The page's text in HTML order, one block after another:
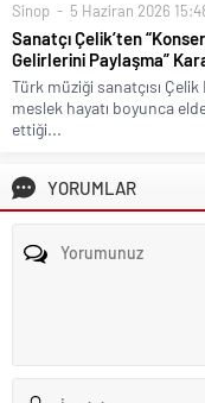
Sinop 5 Haziran 2026
Sanatçı Çelik’ten “Konser
Gelirlerini Paylaşma”
Türk müziği sanatçısı Çelik
meslek hayatı boyunca
ettiği...
YORUMLAR